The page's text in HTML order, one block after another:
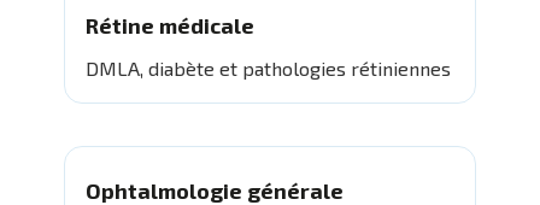
Rétine médicale
DMLA, diabète et pathologies rétiniennes
Ophtalmologie générale